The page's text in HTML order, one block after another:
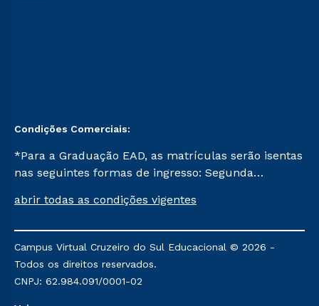
Condições Comerciais:
*Para a Graduação EAD, as matrículas serão isentas
nas seguintes formas de ingresso: Segunda
Já para as demais, a taxa de matrícula será de R$
mencionadas são referentes aos cursos: Ensino
Religioso, Geografia para a Docência e Metodologia
do Ensino de História: Questões Atuais.
abrir todas as condições vigentes
Campus Virtual Cruzeiro do Sul Educacional © 2026 -
Todos os direitos reservados.
CNPJ: 62.984.091/0001-02